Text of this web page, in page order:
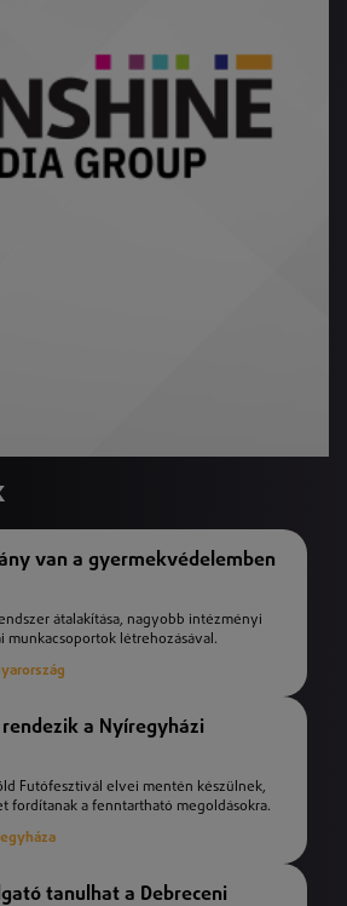
van a gyermekvédelemben
átalakítása, nagyobb intézményi
munkacsoportok létrehozásával.
a Nyíregyházi
Futófesztivál elvei mentén készülnek,
fordítanak a fenntartható megoldásokra.
tanulhat a Debreceni